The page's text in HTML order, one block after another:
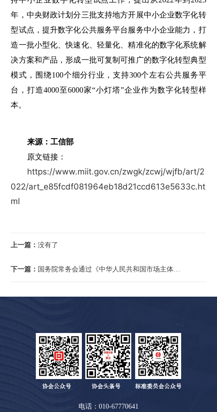
年，中央财政计划分三批支持地方开展中小企业数字化转
型试点，提升数字化公共服务平台服务中小企业能力，打
造一批小型化、快速化、轻量化、精准化的数字化系统解
决方案和产品，形成一批可复制可推广的数字化转型典型
模式，围绕100个细分行业，支持300个左右公共服务平
台，打造4000至6000家“小灯塔”企业作为数字化转型样
本。
来源 ：工信部
原文链接：
https://www.miit.gov.cn/zwgk/zcwj/wjfb/art/2
022/art_e85fcdf081964eb18d21ccd613e5633c.ht
ml
上一篇：没有了
下一篇： 国务院常务会通过《中华人民共和国市场主体登记管理条例（草案）》
电话：010-67770641